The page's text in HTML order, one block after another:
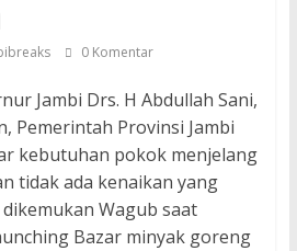
0 Komentar
Jambi Drs. H Abdullah Sani,
Pemerintah Provinsi Jambi
kebutuhan pokok menjelang
tidak ada kenaikan yang
Wagub saat
Bazar minyak goreng